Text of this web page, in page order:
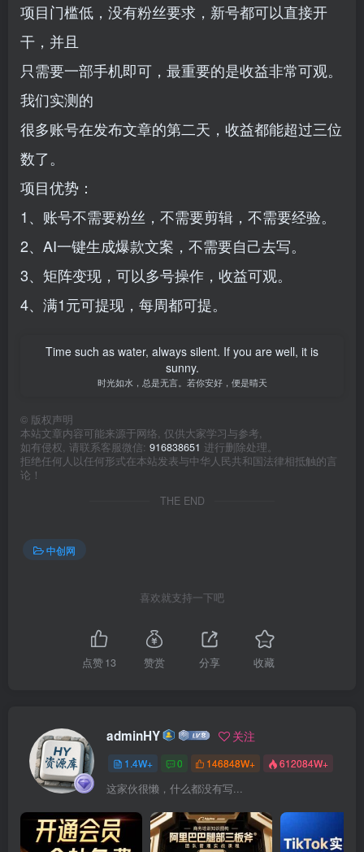
项目门槛低，没有粉丝要求，新号都可以直接开
干，并且
只需要一部手机即可，最重要的是收益非常可观。
我们实测的
很多账号在发布文章的第二天，收益都能超过三位
数了。
项目优势：
1、账号不需要粉丝，不需要剪辑，不需要经验。
2、AI一键生成爆款文案，不需要自己去写。
3、矩阵变现，可以多号操作，收益可观。
4、满1元可提现，每周都可提。
Time such as water, always silent. If you are well, it is
sunny.
时光如水，总是无言。若你安好，便是晴天
© 版权声明
本站文章内容可能来源于网络, 仅供大家学习与参考,
如有侵权, 请联系客服微信: 916838651 进行删除处理。
拒绝任何人以任何形式在本站发表与中华人民共和国法律相抵触的言
论！
THE END
中创网
喜欢就支持一下吧
点赞13 赞赏 分享 收藏
adminHY 关注
1.4W+ 0 146848W+ 612084W+
这家伙很懒，什么都没有写...